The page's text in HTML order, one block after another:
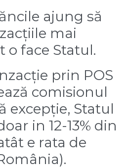
ajung să
mai
o face Statul.
prin POS
comisionul
excepție, Statul
in 12-13% din
e rata de